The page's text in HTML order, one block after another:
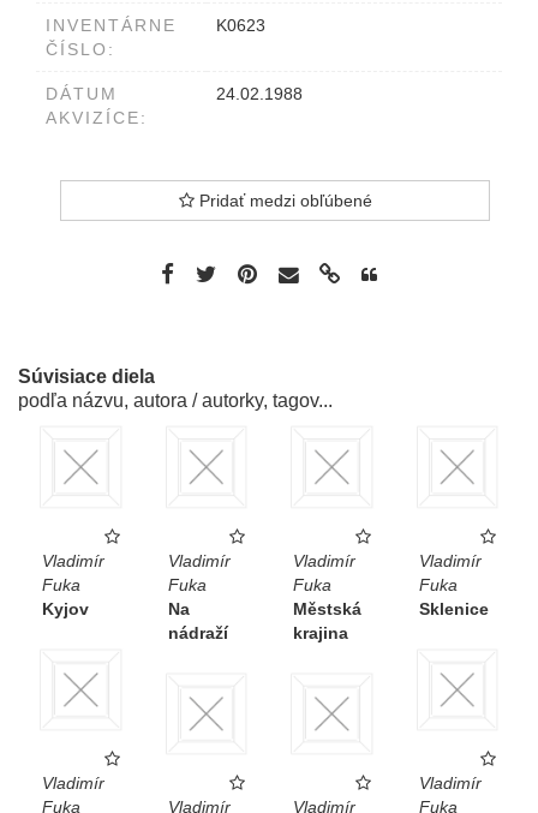
INVENTÁRNE
ČÍSLO:
K0623
DÁTUM
AKVIZÍCE:
24.02.1988
Pridať medzi obľúbené
Súvisiace diela
podľa názvu, autora / autorky, tagov...
Vladimír
Fuka
Kyjov
Vladimír
Fuka
Na
nádraží
Vladimír
Fuka
Městská
krajina
Vladimír
Fuka
Sklenice
Vladimír
Fuka
Vladimír
Fuka
Vladimír Vladimír